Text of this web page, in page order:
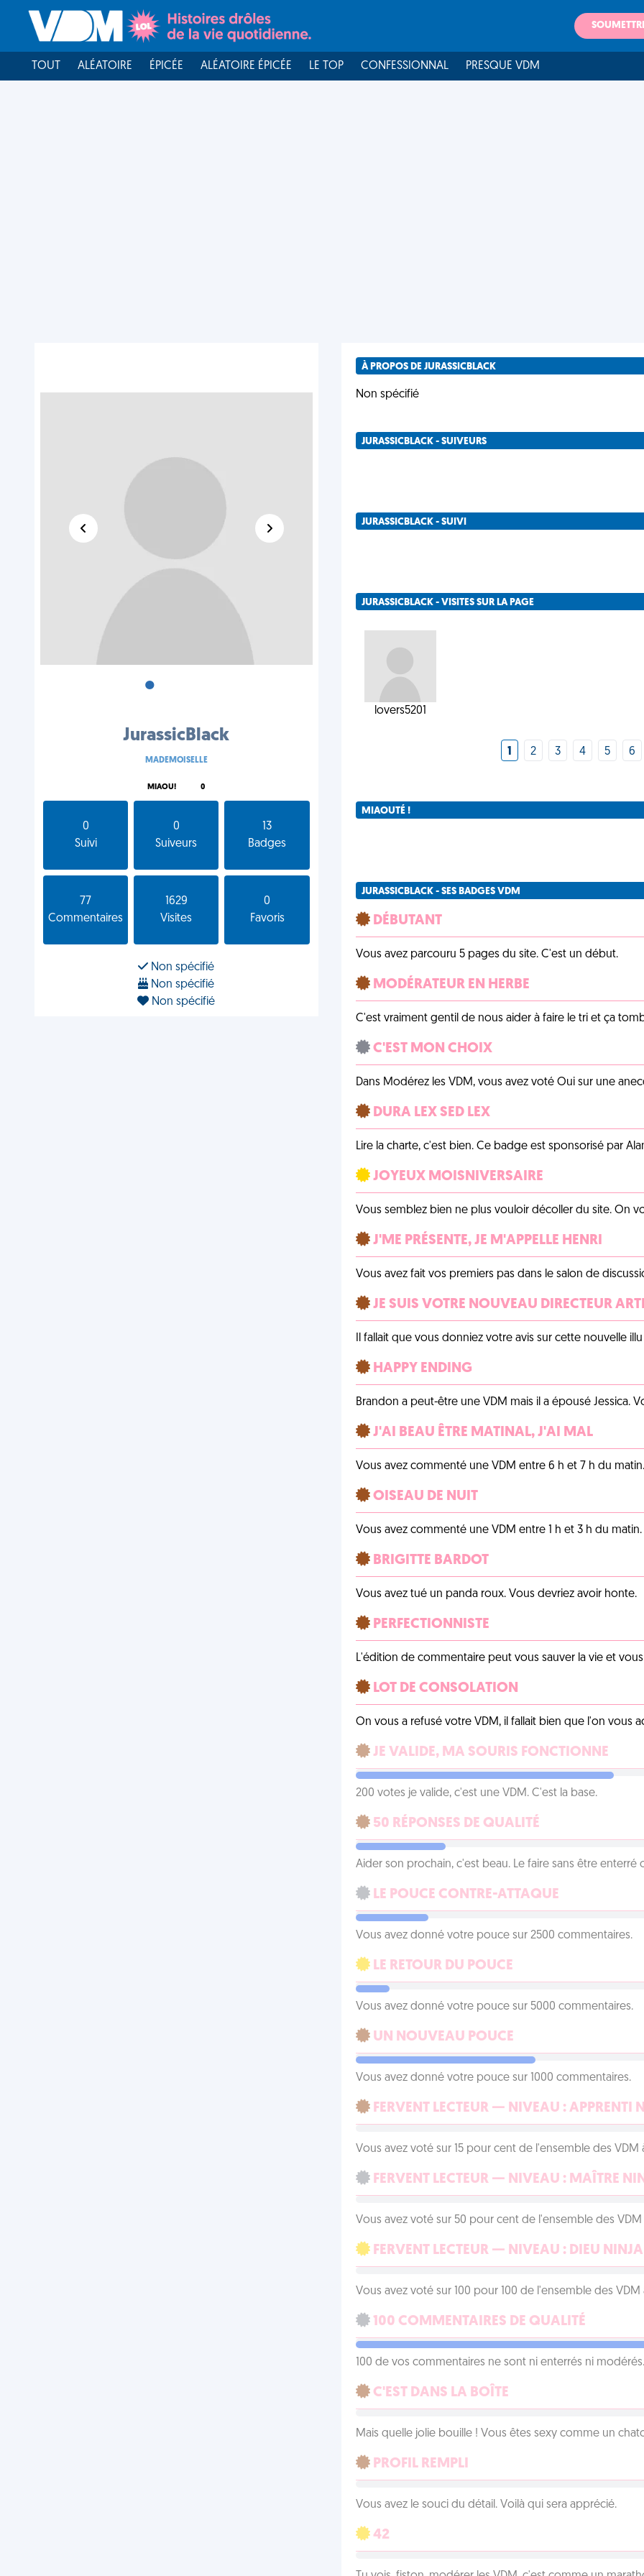
TOUT ALÉATOIRE ÉPICÉE ALÉATOIRE ÉPICÉE LE TOP CONFESSIONNAL PRESQUE VDM
•
JurassicBlack
MADEMOISELLE
MIAOU! 0
0
Suivi
0
Suiveurs
13
Badges
77
Commentaires
1629
Visites
0
Favoris
Non spécifié
Non spécifié
Non spécifié
À PROPOS DE JURASSICBLACK
Non spécifié
JURASSICBLACK - SUIVEURS
JURASSICBLACK - SUIVI
JURASSICBLACK - VISITES SUR LA PAGE
lovers5201
1 2 3 4 5 6
MIAOUTÉ !
JURASSICBLACK - SES BADGES VDM
DÉBUTANT
Vous avez parcouru 5 pages du site. C'est un début.
MODÉRATEUR EN HERBE
C'est vraiment gentil de nous aider à faire le tri et ça
C'EST MON CHOIX
Dans Modérez les VDM, vous avez voté Oui sur une
DURA LEX SED LEX
Lire la charte, c'est bien. Ce badge est sponsorisé par
JOYEUX MOISNIVERSAIRE
Vous semblez bien ne plus vouloir décoller du site. On
J'ME PRÉSENTE, JE M'APPELLE HENRI
Vous avez fait vos premiers pas dans le salon de
JE SUIS VOTRE NOUVEAU DIRECTEUR
Il fallait que vous donniez votre avis sur cette nouvelle
HAPPY ENDING
Brandon a peut-être une VDM mais il a épousé Jessica.
J'AI BEAU ÊTRE MATINAL, J'AI MAL
Vous avez commenté une VDM entre 6 h et 7 h du matin.
OISEAU DE NUIT
Vous avez commenté une VDM entre 1 h et 3 h du matin.
BRIGITTE BARDOT
Vous avez tué un panda roux. Vous devriez avoir honte.
PERFECTIONNISTE
L'édition de commentaire peut vous sauver la vie et
LOT DE CONSOLATION
On vous a refusé votre VDM, il fallait bien que l'on vous
JE VALIDE, MA SOURIS FONCTIONNE
200 votes je valide, c'est une VDM. C'est la base.
50 RÉPONSES DE QUALITÉ
Aider son prochain, c'est beau. Le faire sans être
LE POUCE CONTRE-ATTAQUE
Vous avez donné votre pouce sur 2500 commentaires.
LE RETOUR DU POUCE
Vous avez donné votre pouce sur 5000 commentaires.
UN NOUVEAU POUCE
Vous avez donné votre pouce sur 1000 commentaires.
FERVENT LECTEUR — NIVEAU : APPRENTI
Vous avez voté sur 15 pour cent de l'ensemble des VDM
FERVENT LECTEUR — NIVEAU : MAÎTRE
Vous avez voté sur 50 pour cent de l'ensemble des VDM
FERVENT LECTEUR — NIVEAU : DIEU NINJA
Vous avez voté sur 100 pour 100 de l'ensemble des VDM
100 COMMENTAIRES DE QUALITÉ
100 de vos commentaires ne sont ni enterrés ni
C'EST DANS LA BOÎTE
Mais quelle jolie bouille ! Vous êtes sexy comme un
PROFIL REMPLI
Vous avez le souci du détail. Voilà qui sera apprécié.
42